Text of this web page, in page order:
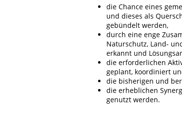
die Chance eines
und dieses als
gebündelt werden,
durch eine enge
Naturschutz, Land-
erkannt und
die erforderlichen
geplant, koordiniert
die bisherigen und
die erheblichen
genutzt werden.